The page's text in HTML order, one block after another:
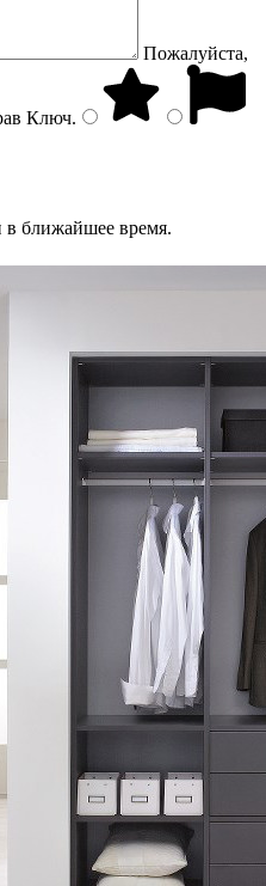
Пожалуйста,
Ключ.
ближайшее время.